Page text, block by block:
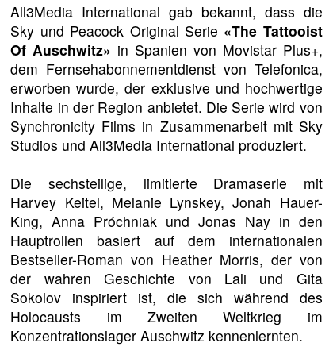
All3Media International gab bekannt, dass die
Sky und Peacock Original Serie «The Tattooist
Of Auschwitz» in Spanien von Movistar Plus+,
dem Fernsehabonnementdienst von Telefonica,
erworben wurde, der exklusive und hochwertige
Inhalte in der Region anbietet. Die Serie wird von
Synchronicity Films in Zusammenarbeit mit Sky
Studios und All3Media International produziert.
Die sechsteilige, limitierte Dramaserie mit
Harvey Keitel, Melanie Lynskey, Jonah Hauer-
King, Anna Próchniak und Jonas Nay in den
Hauptrollen basiert auf dem internationalen
Bestseller-Roman von Heather Morris, der von
der wahren Geschichte von Lali und Gita
Sokolov inspiriert ist, die sich während des
Holocausts im Zweiten Weltkrieg im
Konzentrationslager Auschwitz kennenlernten.